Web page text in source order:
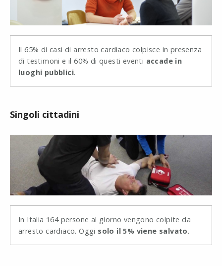
Il 65% di casi di arresto cardiaco colpisce in presenza
di testimoni e il 60% di questi eventi accade in
luoghi pubblici.
Singoli cittadini
In Italia 164 persone al giorno vengono colpite da
arresto cardiaco. Oggi solo il 5% viene salvato.